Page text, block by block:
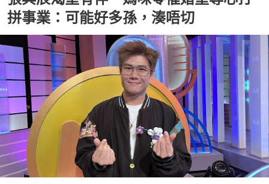
拼事業：可能好多孫，湊唔切